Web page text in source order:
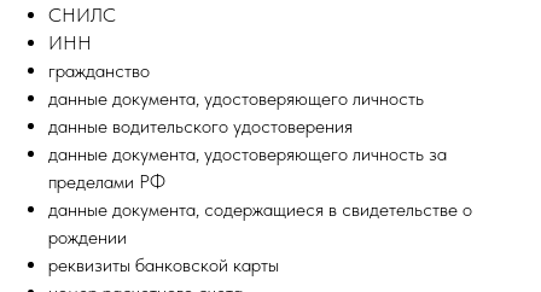
СНИЛС
ИНН
гражданство
данные документа, удостоверяющего личность
данные водительского удостоверения
данные документа, удостоверяющего личность за
пределами РФ
данные документа, содержащиеся в свидетельстве о
рождении
реквизиты банковской карты